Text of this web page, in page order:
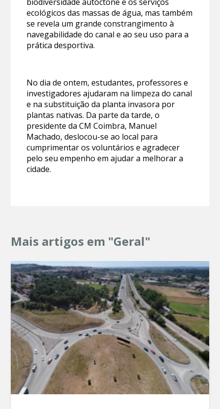
ecológicos das massas de água, mas também
se revela um grande constrangimento à
navegabilidade do canal e ao seu uso para a
prática desportiva.
No dia de ontem, estudantes, professores e
investigadores ajudaram na limpeza do canal
e na substituição da planta invasora por
plantas nativas. Da parte da tarde, o
presidente da CM Coimbra, Manuel
Machado, deslocou-se ao local para
cumprimentar os voluntários e agradecer
pelo seu empenho em ajudar a melhorar a
cidade.
Mais artigos em "Geral"